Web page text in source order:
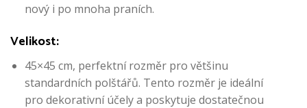
nový i po mnoha praních.
Velikost:
45×45 cm, perfektní rozměr pro většinu
standardních polštářů. Tento rozměr je ideální
pro dekorativní účely a poskytuje dostatečnou